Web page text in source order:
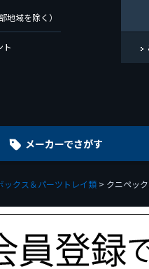
域を除く）
ト
メーカーでさがす
ックス＆パーツトレイ類 クニペッ